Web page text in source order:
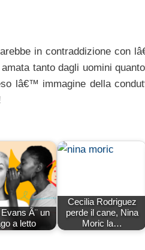
in contraddizione con
tanto dagli uomini
lâ€™ immagine della
Ã¨ un
a letto
Cecilia Rodriguez
perde il cane, Nina
Moric la…